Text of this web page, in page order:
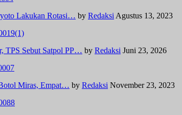
Lakukan Rotasi… by Redaksi Agustus 13, 2023
TPS Sebut Satpol PP… by Redaksi Juni 23, 2026
Miras, Empat… by Redaksi November 23, 2023